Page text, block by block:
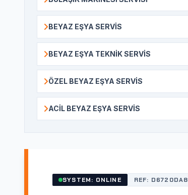
BEYAZ EŞYA SERVIS
BEYAZ EŞYA TEKNIK SERVIS
ÖZEL BEYAZ EŞYA SERVIS
ACIL BEYAZ EŞYA SERVIS
SYSTEM: ONLINE REF: D6720DA8